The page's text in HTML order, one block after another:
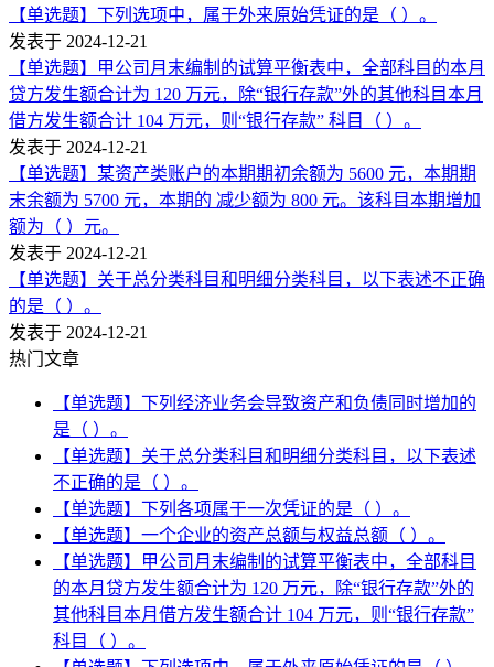
【单选题】下列选项中，属于外来原始凭证的是（ ）。
发表于 2024-12-21
【单选题】甲公司月末编制的试算平衡表中，全部科目的本月
贷方发生额合计为 120 万元，除“银行存款”外的其他科目本月
借方发生额合计 104 万元，则“银行存款” 科目（ ）。
发表于 2024-12-21
【单选题】某资产类账户的本期期初余额为 5600 元，本期期
末余额为 5700 元，本期的 减少额为 800 元。该科目本期增加
额为（ ）元。
发表于 2024-12-21
【单选题】关于总分类科目和明细分类科目，以下表述不正确
的是（ ）。
发表于 2024-12-21
热门文章
【单选题】下列经济业务会导致资产和负债同时增加的
是（ ）。
【单选题】关于总分类科目和明细分类科目，以下表述
不正确的是（ ）。
【单选题】下列各项属于一次凭证的是（ ）。
【单选题】一个企业的资产总额与权益总额（ ）。
【单选题】甲公司月末编制的试算平衡表中，全部科目
的本月贷方发生额合计为 120 万元，除“银行存款”外的
其他科目本月借方发生额合计 104 万元，则“银行存款”
科目（ ）。